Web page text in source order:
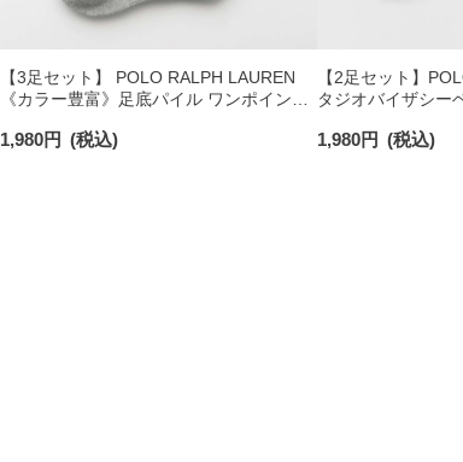
【3足セット】 POLO RALPH LAUREN
《カラー豊富》足底パイル ワンポイント
ンズ 92009604
1,980円 (税込)
【2足セット】
タジオバイザシー
ンズ レディース
1,980円 (税込)